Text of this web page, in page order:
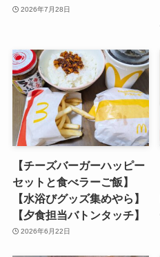
2026年7月28日
【チーズバーガーハッピー
セットと食べラーご飯】
【水浴びグッズ集めやら】
【夕食担当バトンタッチ】
2026年6月22日